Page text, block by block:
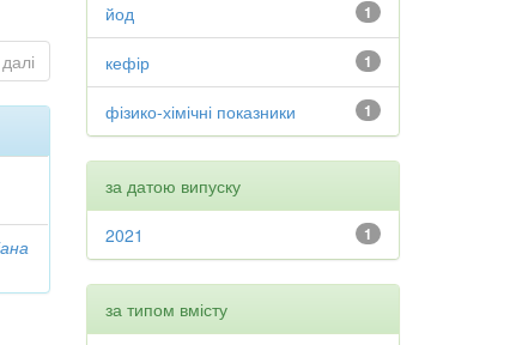
далі
1
йод
1
кефір
1
фізико-хімічні показники
за датою випуску
1
2021
за типом вмісту